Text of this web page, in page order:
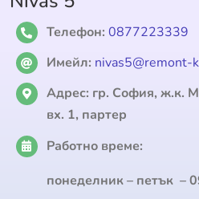
Телефон: 0877223339
Имейл: nivas5@remont-
Адрес: гр. София, ж.к.
вх. 1, партер
Работно време:
понеделник – петък –